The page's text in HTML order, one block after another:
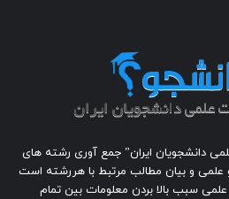
دانشجویان ایران” جمع آوری رشته های
و بیان مطالب مرتبط با هررشته است
علمی سبب بالا بردن معلومات بین تمام